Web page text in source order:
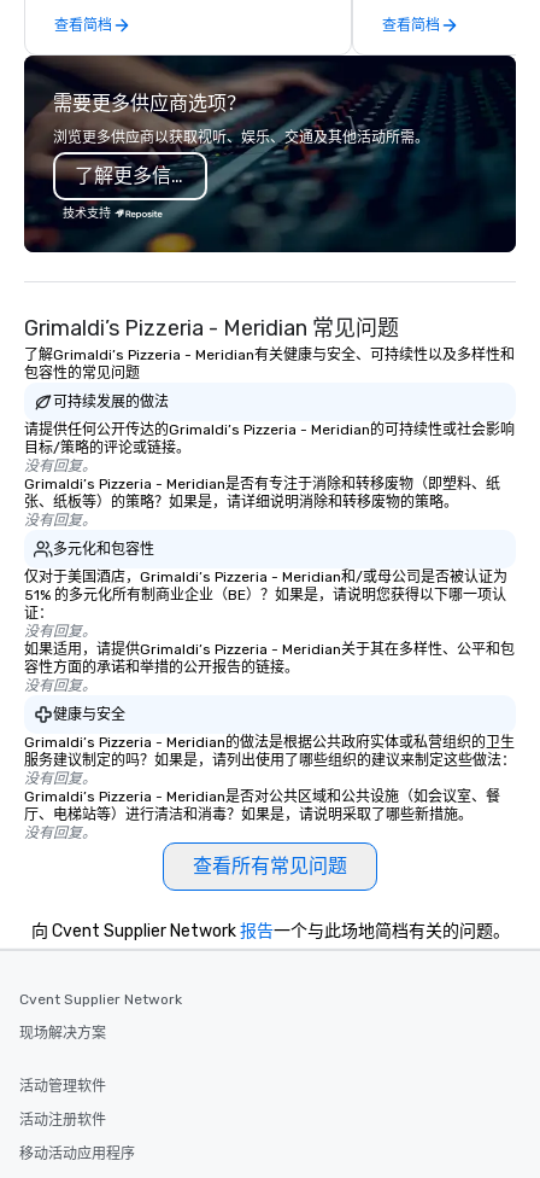
experiential programs that integrate
design, production, entertainment
and execution into one seamless
experience. We create immersive
programs that go far beyond logistics
—bringing together destination
expertise, in-house production,
entertainment and TEAM experiences
into a fully integrated execution.
Unlike traditional DMCs, we do not
believe in cookie-cutter programs or
experience is thoughtfully designed
and produced as one cohesive
program, tailored specifically to your
group, your goals and your
destination. With over 50 years of
experience in hospitality, production
and experiential design, our team
delivers elevated programs that are
precision across the Rocky Mountain
region. One Program. At A Time.
查看简档
meet in our 30,000
event space spanning
查看简档
需要更多供应商选项？
浏览更多供应商以获取视听、娱乐、交通及其他活动所需。
了解更多信息
技术支持
Grimaldi’s Pizzeria - Meridian 常见问题
了解Grimaldi’s Pizzeria - Meridian有关健康与安全、可持续性以及多样性和
包容性的常见问题
可持续发展的做法
请提供任何公开传达的Grimaldi’s Pizzeria - Meridian的可持续性或社会影响
目标/策略的评论或链接。
没有回复。
Grimaldi’s Pizzeria - Meridian是否有专注于消除和转移废物（即塑料、纸
张、纸板等）的策略？如果是，请详细说明消除和转移废物的策略。
没有回复。
多元化和包容性
仅对于美国酒店，Grimaldi’s Pizzeria - Meridian和/或母公司是否被认证为
51% 的多元化所有制商业企业（BE）？如果是，请说明您获得以下哪一项认
证：
没有回复。
如果适用，请提供Grimaldi’s Pizzeria - Meridian关于其在多样性、公平和包
容性方面的承诺和举措的公开报告的链接。
没有回复。
健康与安全
Grimaldi’s Pizzeria - Meridian的做法是根据公共政府实体或私营组织的卫生
服务建议制定的吗？如果是，请列出使用了哪些组织的建议来制定这些做法：
没有回复。
Grimaldi’s Pizzeria - Meridian是否对公共区域和公共设施（如会议室、餐
厅、电梯站等）进行清洁和消毒？如果是，请说明采取了哪些新措施。
没有回复。
查看所有常见问题
向 Cvent Supplier Network报告一个与此场地简档有关的问题。
Cvent Supplier Network
现场解决方案
活动管理软件
活动注册软件
移动活动应用程序